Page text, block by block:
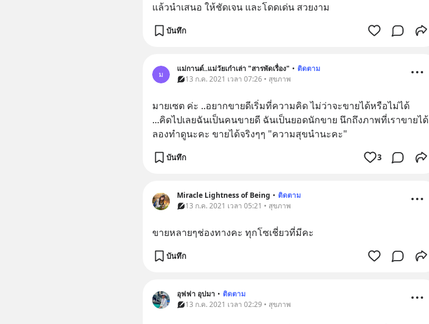
แล้วนำเสนอ ให้ชัดเจน และโดดเด่น สวยงาม
บันทึก
ม
แม่กานต์..แม่วัยเก๋าเล่า "สารพัดเรื่อง" • ติดตาม
13 ก.ค. 2021 เวลา 07:26 • สุขภาพ
มายเซต ค่ะ ..อยากขายดีเริ่มที่ความคิด ไม่ว่าจะขายได้หรือไม่ได้
...คิดไปเลยฉันเป็นคนขายดี ฉันเป็นยอดนักขาย นึกถึงภาพที่เราขายได้
ลองทำดูนะคะ ขายได้จริงๆๆ "ความสุขนำนะคะ"
บันทึก 3
Miracle Lightness of Being • ติดตาม
13 ก.ค. 2021 เวลา 05:21 • สุขภาพ
ขายหลายๆช่องทางคะ ทุกโซเชี่ยวที่มีคะ
บันทึก
อุฟฟา อุปมา • ติดตาม
13 ก.ค. 2021 เวลา 02:29 • สุขภาพ